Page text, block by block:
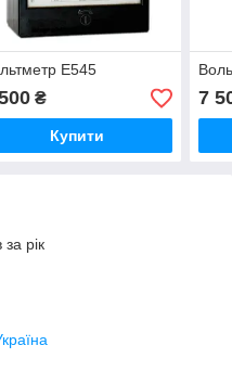
Е545
₴
Купити
7
рік